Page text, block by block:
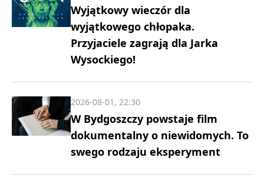
Wyjątkowy wieczór dla
wyjątkowego chłopaka.
Przyjaciele zagrają dla Jarka
Wysockiego!
W Bydgoszczy powstaje film
dokumentalny o niewidomych. To
swego rodzaju eksperyment
2026-08-01, 22:30